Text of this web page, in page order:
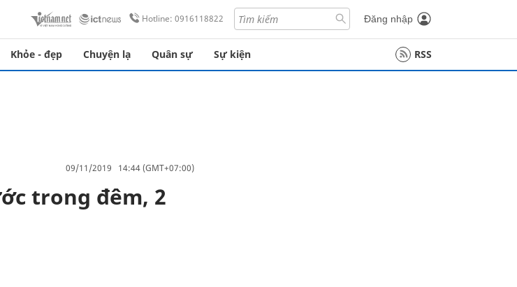
Hotline: 0916118822 Đăng nhập
Khỏe - đẹp Chuyện lạ Quân sự Sự kiện RSS
09/11/2019 14:44 (GMT+07:00)
trong đêm, 2